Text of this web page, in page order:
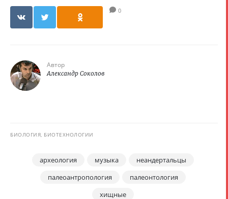
0
Автор
Александр Соколов
БИОЛОГИЯ, БИОТЕХНОЛОГИИ
археология музыка
неандертальцы
палеоантропология
палеонтология
хищные